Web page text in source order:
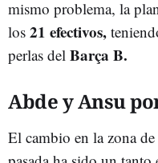
mismo problema, la
los 21 efectivos,
perlas del Barça B.
Abde y Ansu
El cambio en la zona